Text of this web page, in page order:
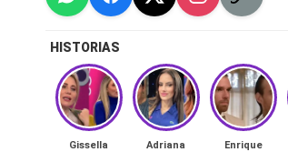
e
al
it
HISTORIAS
Gissella
Adriana
Enrique